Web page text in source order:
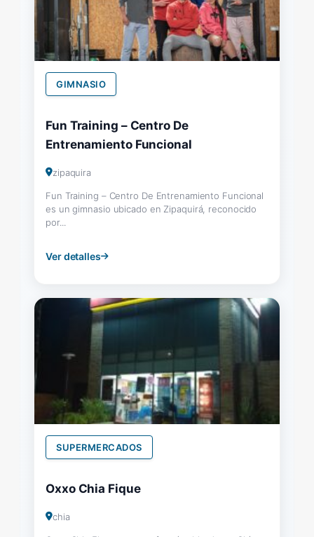
GIMNASIO
Fun Training – Centro De
Entrenamiento Funcional
zipaquira
Fun Training – Centro De Entrenamiento Funcional
es un gimnasio ubicado en Zipaquirá, reconocido
por...
Ver detalles
SUPERMERCADOS
Oxxo Chia Fique
chia